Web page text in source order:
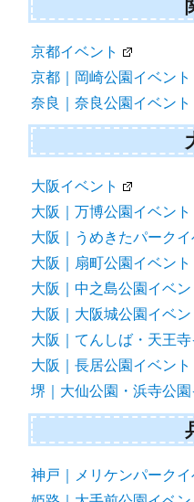
京都イベント
京都｜岡崎公園イベント
奈良｜奈良公園イベント
大阪イベント
大阪｜万博公園イベント
大阪｜うめきたパークイ
大阪｜扇町公園イベント
大阪｜中之島公園イベン
大阪｜大阪城公園イベン
大阪｜てんしば・天王寺
大阪｜長居公園イベント
堺｜大仙公園・浜寺公園
神戸｜メリケンパークイ